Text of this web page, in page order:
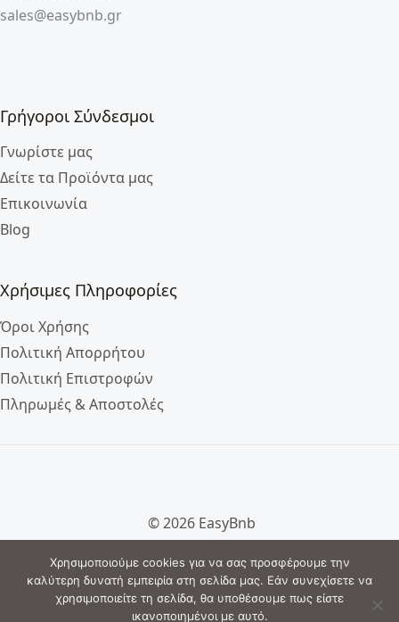
sales@easybnb.gr
Γρήγοροι Σύνδεσμοι
Γνωρίστε μας
Δείτε τα Προϊόντα μας
Επικοινωνία
Blog
Χρήσιμες Πληροφορίες
Όροι Χρήσης
Πολιτική Απορρήτου
Πολιτική Επιστροφών
Πληρωμές & Αποστολές
© 2026 EasyBnb
Χρησιμοποιούμε cookies για να σας προσφέρουμε την
καλύτερη δυνατή εμπειρία στη σελίδα μας. Εάν συνεχίσετε να
χρησιμοποιείτε τη σελίδα, θα υποθέσουμε πως είστε
ικανοποιημένοι με αυτό.